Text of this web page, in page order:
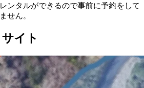
ンタルができるので事前に予約をして
せん。
イト